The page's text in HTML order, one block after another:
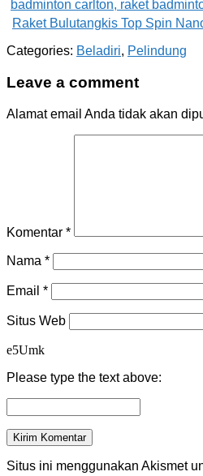
Raket Bulutangkis Top Spin
Categories: Beladiri, Pelindung
Leave a comment
Alamat email Anda tidak akan
Komentar *
Nama *
Email *
Situs Web
e5Umk
Please type the text above:
Situs ini menggunakan Akismet